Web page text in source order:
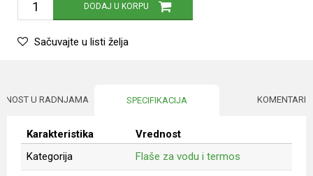
DODAJ U KORPU
Sačuvajte u listi želja
U RADNJAMA SPECIFIKACIJA KOMENTARI
Karakteristika
Vrednost
Kategorija
Flaše za vodu i termos